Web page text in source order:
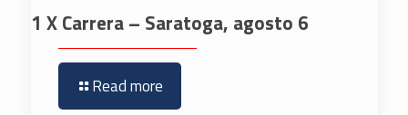
1 X Carrera – Saratoga, agosto 6
Read more